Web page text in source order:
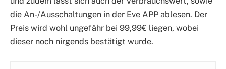
die An-/Ausschaltungen in der Eve APP ablesen. Der
Preis wird wohl ungefähr bei 99,99€ liegen, wobei
dieser noch nirgends bestätigt wurde.